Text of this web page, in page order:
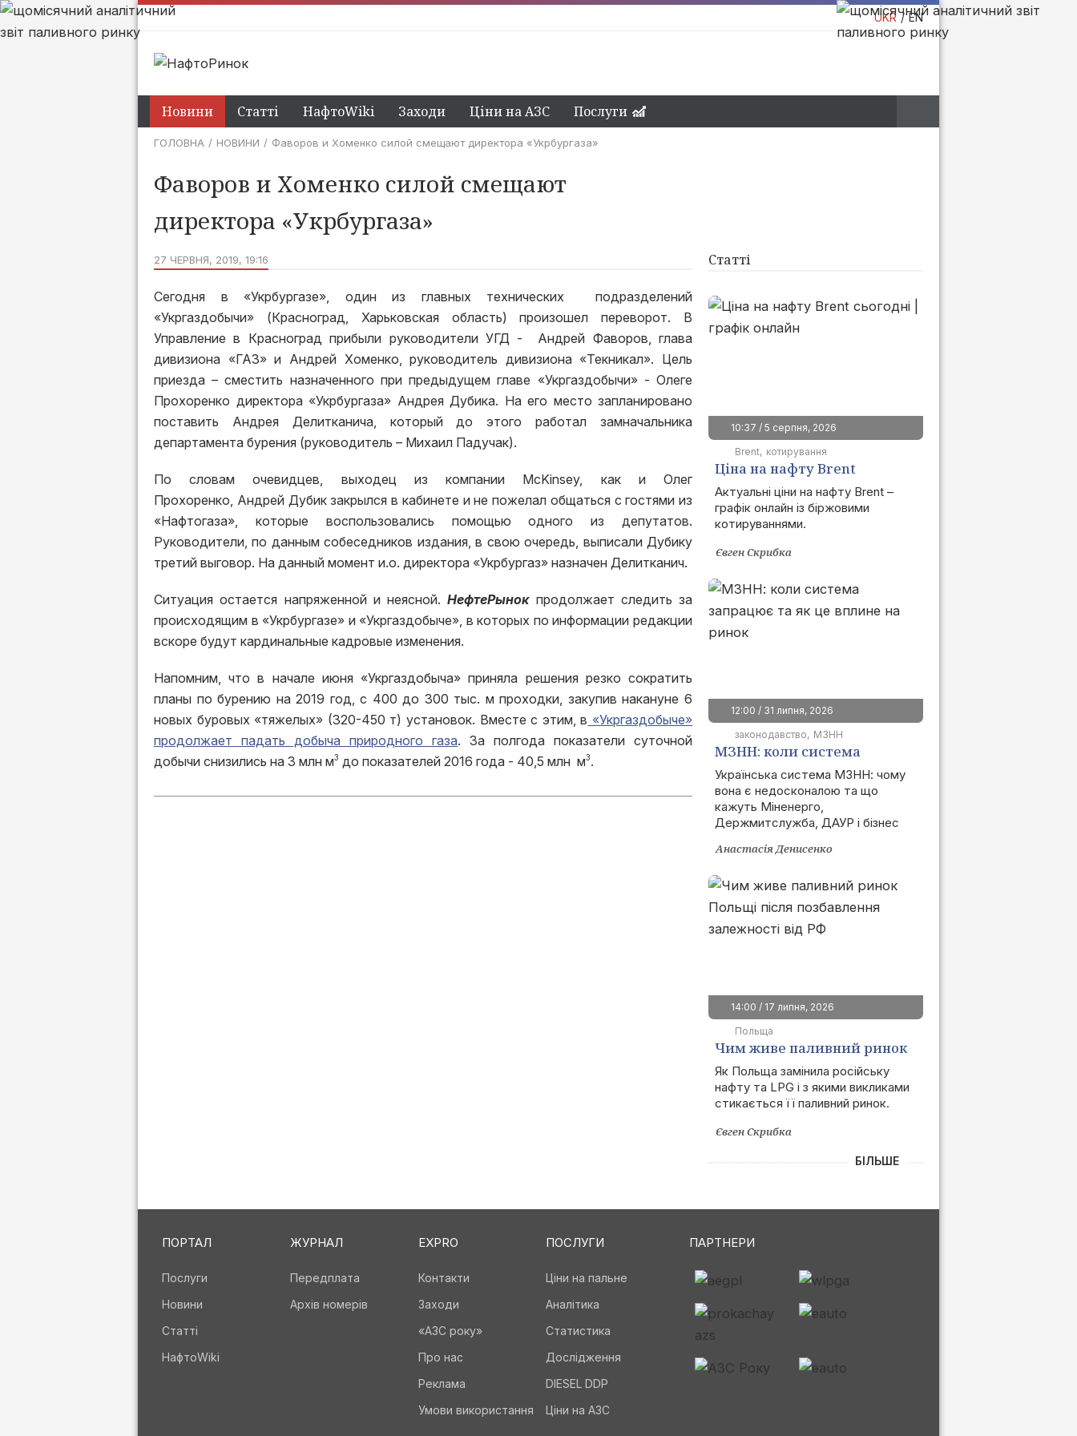
UKR EN
Новини Статті НафтоWiki Заходи Ціни на АЗС Послуги
ГОЛОВНА НОВИНИ Фаворов и Хоменко силой смещают директора «Укрбургаза»
Фаворов и Хоменко силой смещают
директора «Укрбургаза»
27 ЧЕРВНЯ, 2019, 19:16
Сегодня в «Укрбургазе», один из главных технических подразделений
«Укргаздобычи» (Красноград, Харьковская область) произошел переворот. В
Управление в Красноград прибыли руководители УГД - Андрей Фаворов, глава
дивизиона «ГАЗ» и Андрей Хоменко, руководитель дивизиона «Текникал». Цель
приезда – сместить назначенного при предыдущем главе «Укргаздобычи» - Олеге
Прохоренко директора «Укрбургаза» Андрея Дубика. На его место запланировано
поставить Андрея Делитканича, который до этого работал замначальника
департамента бурения (руководитель – Михаил Падучак).
По словам очевидцев, выходец из компании McKinsey, как и Олег
Прохоренко, Андрей Дубик закрылся в кабинете и не пожелал общаться с гостями из
«Нафтогаза», которые воспользовались помощью одного из депутатов.
Руководители, по данным собеседников издания, в свою очередь, выписали Дубику
третий выговор. На данный момент и.о. директора «Укрбургаз» назначен Делитканич.
Ситуация остается напряженной и неясной.НефтеРынок продолжает следить за
происходящим в «Укрбургазе» и «Укргаздобыче», в которых по информации редакции
вскоре будут кардинальные кадровые изменения.
Напомним, что в начале июня «Укргаздобыча» приняла решения резко сократить
планы по бурению на 2019 год, с 400 до 300 тыс. м проходки, закупив накануне 6
новых буровых «тяжелых» (320-450 т) установок. Вместе с этим, в «Укргаздобыче»
продолжает падать добыча природного газа. За полгода показатели суточной
добычи снизились на 3 млн м3 до показателей 2016 года - 40,5 млн м3.
Статті
10:37 / 5 серпня, 2026
Brent котирування
Ціна на нафту Brent
сьогодні | графік онлайн
Актуальні ціни на нафту Brent –
графік онлайн із біржовими
котируваннями.
Євген Скрибка
12:00 / 31 липня, 2026
законодавство
МЗНН
МЗНН: коли система
запрацює та як це вплине
на ринок
Українська система МЗНН: чому
вона є недосконалою та що
кажуть Міненерго,
Держмитслужба, ДАУР і бізнес
Анастасія Денисенко
14:00 / 17 липня, 2026
Польща
Чим живе паливний ринок
Польщі після позбавлення
залежності від РФ
Як Польща замінила російську
нафту та LPG і з якими викликами
стикається її паливний ринок.
Євген Скрибка
БІЛЬШЕ
ПОРТАЛ
Послуги
Новини
Статті
НафтоWiki
ЖУРНАЛ
Передплата
Архів номерів
EXPRO
Контакти
Заходи
«АЗС року»
Про нас
Реклама
Умови використання
ПОСЛУГИ
Ціни на пальне
Аналітика
Статистика
Дослідження
DIESEL DDP
Ціни на АЗС
ПАРТНЕРИ